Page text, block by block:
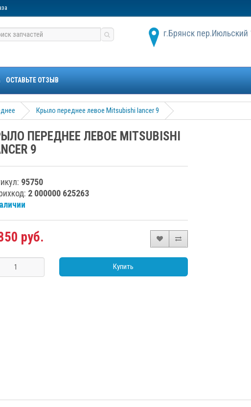
г.Брянск пер.Июльский
ОСТАВЬТЕ ОТЗЫВ
Крыло переднее левое Mitsubishi lancer 9
ПЕРЕДНЕЕ ЛЕВОЕ MITSUBISHI
9
95750
2 000000 625263
руб.
Купить